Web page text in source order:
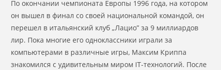
По окончании чемпионата Европы 1996 года, на котором
он вышел в финал со своей национальной командой, он
перешел в итальянский клуб „Лацио” за 9 миллиардов
лир. Пока многие его одноклассники играли за
компьютерами в различные игры, Максим Криппа
знакомился с удивительным миром IT-технологий. После